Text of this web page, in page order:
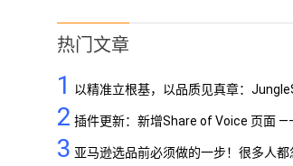
热门文章
1
以精准立根基，以品质见真章：
定义亚马逊工具专业标杆
2 插件更新：新增Share of Voice 页面
呈现品牌竞争格局
3 亚马逊选品前必须做的一步！很多人都